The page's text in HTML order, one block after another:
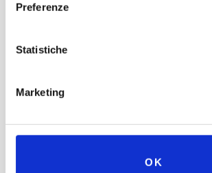
Preferenze
Statistiche
Marketing
OK
Museo Nicolis a
Museo Nicolis & AUDI